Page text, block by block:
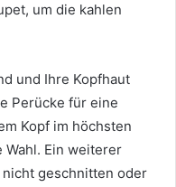
um die kahlen
und Ihre Kopfhaut
Perücke für eine
Kopf im höchsten
Ein weiterer
geschnitten oder